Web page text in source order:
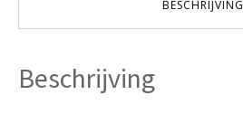
BESCHRIJVING
Beschrijving